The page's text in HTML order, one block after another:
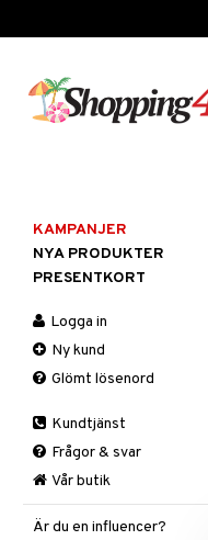
KAMPANJER
NYA PRODUKTER
PRESENTKORT
Logga in
Ny kund
Glömt lösenord
Kundtjänst
Frågor & svar
Vår butik
Är du en influencer?